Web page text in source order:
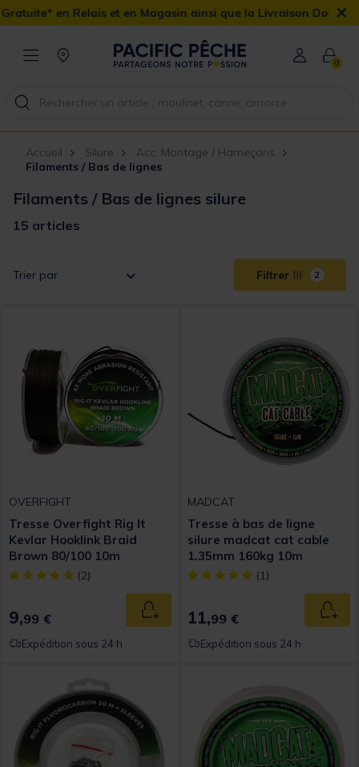
et en Magasin ainsi que la Livraison Domicile offerte dès 90€
×
0
Accueil Silure
Acc. Montage / Hameçons
Filaments / Bas de lignes
Filaments / Bas de lignes silure
15 articles
Trier par Filtrer 2
OVERFIGHT
Tresse Overfight Rig It
Kevlar Hooklink Braid
Brown 80/100 10m
[object Object] out of 5 Customer Rating
(2)
9,99 € Ajouter au panier
Expédition sous 24 h
MADCAT
Tresse à bas de ligne
silure madcat cat cable
1.35mm 160kg 10m
[object Object] out of 5
(1)
11,99 €
Expédition sous 24 h